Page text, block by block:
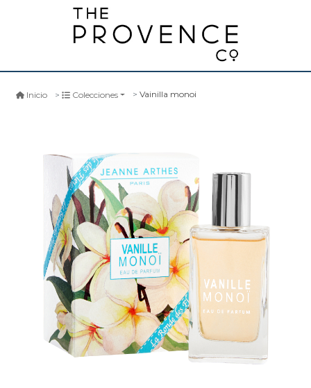
Inicio Colecciones Vainilla monoi